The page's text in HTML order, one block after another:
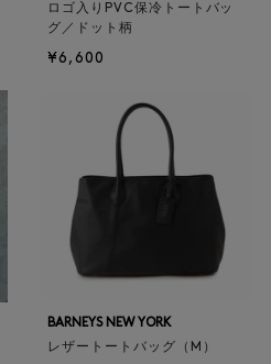
ロゴ入りPVC保冷トートバッ
グ／ドット柄
¥6,600
BARNEYS NEW YORK
レザートートバッグ（M）